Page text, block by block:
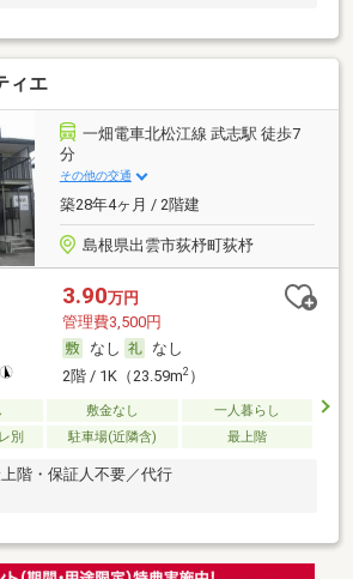
ィエ
一畑電車北松江線 武志駅 徒歩7
分
その他の交通
築28年4ヶ月 / 2階建
島根県出雲市荻杼町荻杼
3.90万円
管理費3,500円
なし
なし
2階 / 1K（23.59m2）
敷金なし
一人暮らし
別
駐車場(近隣含) 最上階
階・保証人不要／代行